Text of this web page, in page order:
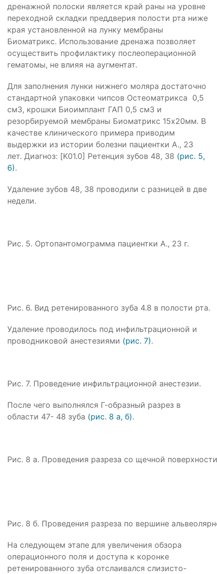
дренажной полоски является край раны на уровне
переходной складки преддверия полости рта ниже
края установленной на лунку мембраны
Биоматрикс. Использование дренажа позволяет
осуществить профилактику послеоперационной
гематомы, не влияя на аугментат.
Для заполнения лунки нижнего моляра достаточно
стандартной упаковки чипсов Остеоматрикса 0,5
см3, крошки Биоимплант ГАП 0,5 см3 и
резорбируемой мембраны Биоматрикс 15х20мм. В
качестве клинического примера приводим
выдержки из истории болезни пациентки А., 23
лет. Диагноз: [K01.0] Ретенция зубов 48, 38 (рис. 5,
6).
Удаление зубов 48, 38 проводили с разницей в две
недели.
Рис. 5. Ортопантомограмма пациентки А., 23 г.
Рис. 6. Вид ретенированного зуба 4.8 в полости рта.
Удаление проводилось под инфильтрационной и
проводниковой анестезиями (рис. 7).
Рис. 7. Проведение инфильтрационной анестезии.
После чего выполнялся Г-образный разрез в
области 47- 48 зуба (рис. 8 а, б).
Рис. 8 а. Проведения разреза со щечной
Рис. 8 б. Проведения разреза по вершине
На следующем этапе для увеличения обзора
операционного поля и доступа к коронке
ретенированного зуба отслаивался слизисто-